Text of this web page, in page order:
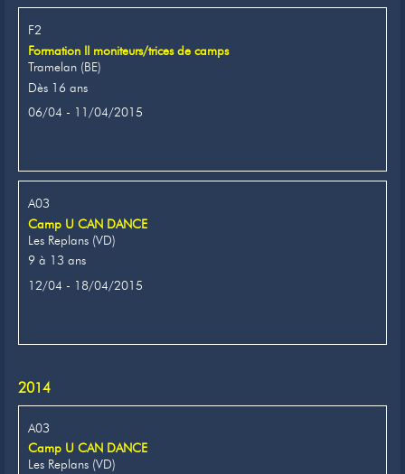
F2
Formation II moniteurs/trices de camps
Tramelan (BE)
Dès 16 ans
06/04 - 11/04/2015
A03
Camp U CAN DANCE
Les Replans (VD)
9 à 13 ans
12/04 - 18/04/2015
2014
A03
Camp U CAN DANCE
Les Replans (VD)